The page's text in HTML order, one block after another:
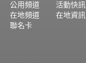
公用頻道
在地頻道
聯名卡
活動快訊
在地資訊